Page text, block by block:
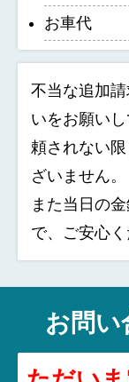
お車代
不当な追加
いをお願い
頼されない
ざいません。
また当日の
で、ご安心く
お問い